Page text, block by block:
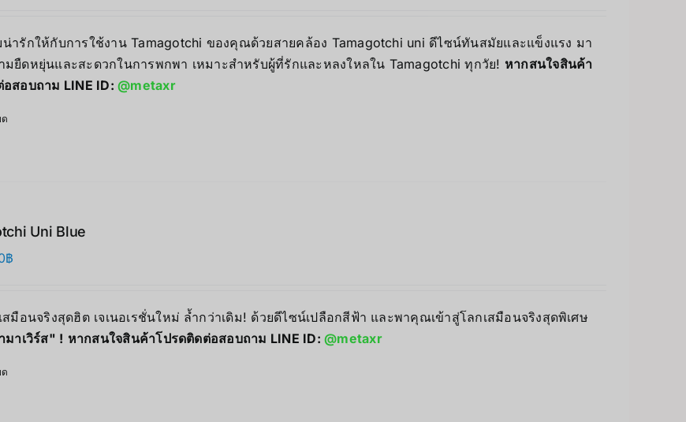
น่ารักให้กับการใช้งาน Tamagotchi ของคุณด้วยสายคล้อง Tamagotchi uni ดีไซน์ทันสมัยและแข็งแรง มา
ยืดหยุ่นและสะดวกในการพกพา เหมาะสำหรับผู้ที่รักและหลงใหลใน Tamagotchi ทุกวัย! หากสนใจสินค้า
อสอบถาม LINE ID:@metaxr
ด
Uni Blue
฿
สมือนจริงสุดฮิต เจเนอเรชั่นใหม่ ล้ำกว่าเดิม! ด้วยดีไซน์เปลือกสีฟ้า และพาคุณเข้าสู่โลกเสมือนจริงสุดพิเศษ
มาเวิร์ส" ! หากสนใจสินค้าโปรดติดต่อสอบถาม LINE ID:@metaxr
ด